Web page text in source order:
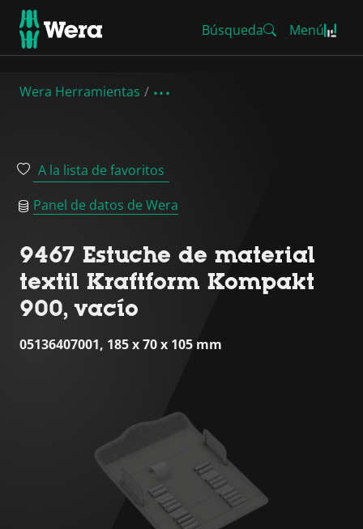
Búsqueda Menú
Wera Herramientas
A la lista de favoritos
Panel de datos de Wera
9467 Estuche de material
textil Kraftform Kompakt
900, vacío
05136407001, 185 x 70 x 105 mm